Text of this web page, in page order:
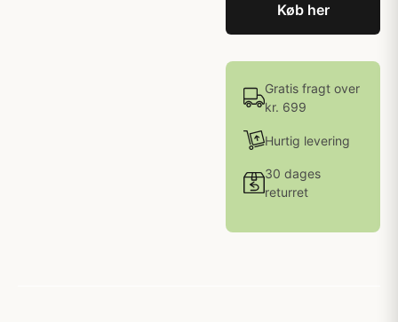
Køb her
Gratis fragt over
kr. 699
Hurtig levering
30 dages
returret